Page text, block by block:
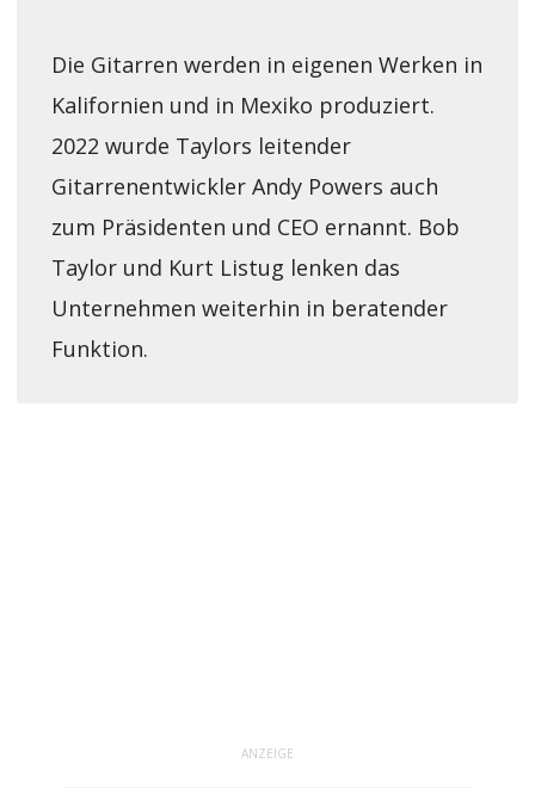
Die Gitarren werden in eigenen Werken in
Kalifornien und in Mexiko produziert.
2022 wurde Taylors leitender
Gitarrenentwickler Andy Powers auch
zum Präsidenten und CEO ernannt. Bob
Taylor und Kurt Listug lenken das
Unternehmen weiterhin in beratender
Funktion.
ANZEIGE